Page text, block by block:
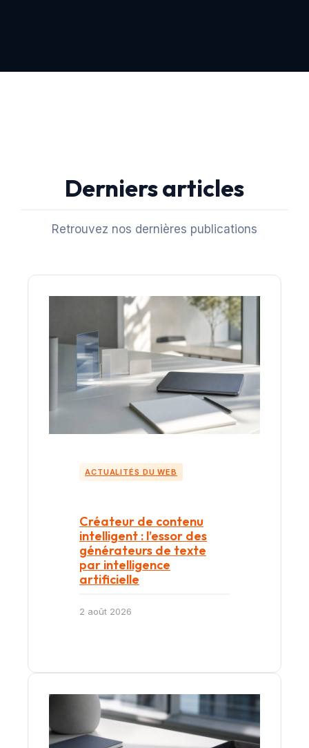
Derniers articles
Retrouvez nos dernières publications
ACTUALITÉS DU WEB
Créateur de contenu
intelligent : l’essor des
générateurs de texte
par intelligence
artificielle
2 août 2026